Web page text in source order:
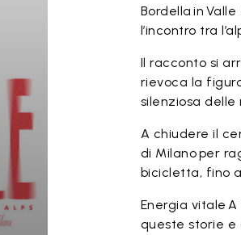
Bordella in
l’incontro tra
Il racconto si
rievoca la
silenziosa
A chiudere il
di Milano per
bicicletta, fino
Energia vitale
queste storie e